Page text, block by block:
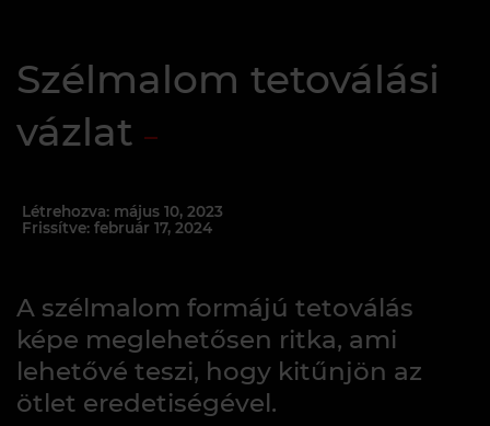
Szélmalom tetoválási
vázlat
Létrehozva: május 10, 2023
Frissítve: február 17, 2024
A szélmalom formájú tetoválás
képe meglehetősen ritka, ami
lehetővé teszi, hogy kitűnjön az
ötlet eredetiségével.